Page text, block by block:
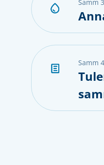
samm 3
samm 4